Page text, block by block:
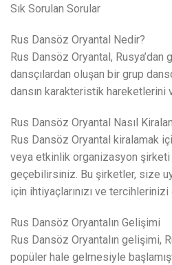
Sık Sorulan Sorular
Rus Dansöz Oryantal Nedir?
Rus Dansöz Oryantal, Rusya’dan
dansçılardan oluşan bir grup
dansın karakteristik
Rus Dansöz Oryantal Nasıl
Rus Dansöz Oryantal kiralamak
veya etkinlik organizasyon
geçebilirsiniz. Bu şirketler, size
için ihtiyaçlarınızı ve
Rus Dansöz Oryantalın Gelişimi
Rus Dansöz Oryantalın gelişimi,
popüler hale gelmesiyle